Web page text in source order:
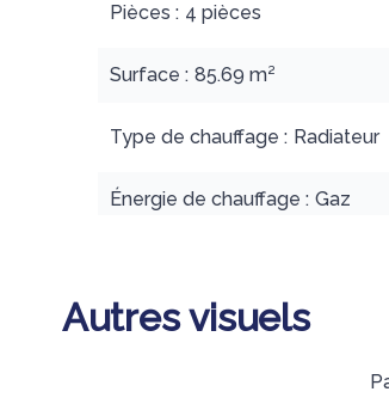
Pièces 4 pièces
Surface 85.69 m²
Type de chauffage Radiateur
Énergie de chauffage Gaz
Autres visuels